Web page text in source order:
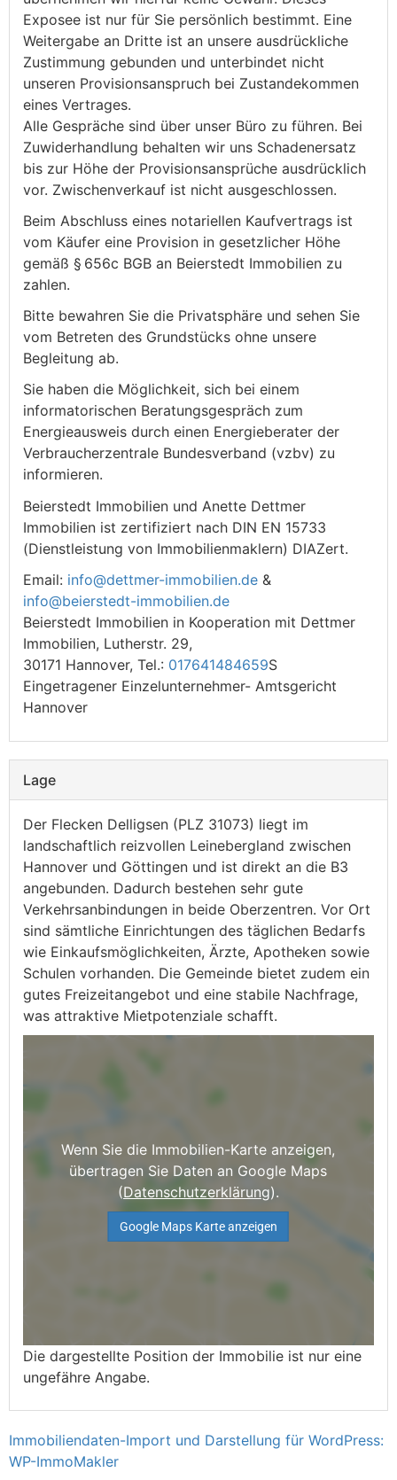
Exposee ist nur für Sie persönlich bestimmt. Eine
Weitergabe an Dritte ist an unsere ausdrückliche
Zustimmung gebunden und unterbindet nicht
unseren Provisionsanspruch bei Zustandekommen
eines Vertrages.
Alle Gespräche sind über unser Büro zu führen. Bei
Zuwiderhandlung behalten wir uns Schadenersatz
bis zur Höhe der Provisionsansprüche ausdrücklich
vor. Zwischenverkauf ist nicht ausgeschlossen.
Beim Abschluss eines notariellen Kaufvertrags ist
vom Käufer eine Provision in gesetzlicher Höhe
gemäß § 656c BGB an Beierstedt Immobilien zu
zahlen.
Bitte bewahren Sie die Privatsphäre und sehen Sie
vom Betreten des Grundstücks ohne unsere
Begleitung ab.
Sie haben die Möglichkeit, sich bei einem
informatorischen Beratungsgespräch zum
Energieausweis durch einen Energieberater der
Verbraucherzentrale Bundesverband (vzbv) zu
informieren.
Beierstedt Immobilien und Anette Dettmer
Immobilien ist zertifiziert nach DIN EN 15733
(Dienstleistung von Immobilienmaklern) DIAZert.
Email: info@dettmer-immobilien.de &
info@beierstedt-immobilien.de
Beierstedt Immobilien in Kooperation mit Dettmer
Immobilien, Lutherstr. 29,
30171 Hannover, Tel.: 017641484659S
Eingetragener Einzelunternehmer- Amtsgericht
Hannover
Lage
Der Flecken Delligsen (PLZ 31073) liegt im
landschaftlich reizvollen Leinebergland zwischen
Hannover und Göttingen und ist direkt an die B3
angebunden. Dadurch bestehen sehr gute
Verkehrsanbindungen in beide Oberzentren. Vor Ort
sind sämtliche Einrichtungen des täglichen Bedarfs
wie Einkaufsmöglichkeiten, Ärzte, Apotheken sowie
Schulen vorhanden. Die Gemeinde bietet zudem ein
gutes Freizeitangebot und eine stabile Nachfrage,
was attraktive Mietpotenziale schafft.
Wenn Sie die Immobilien-Karte anzeigen,
übertragen Sie Daten an Google Maps
(Datenschutzerklärung).
Google Maps Karte anzeigen
Die dargestellte Position der Immobilie ist nur eine
ungefähre Angabe.
Immobiliendaten-Import und Darstellung für WordPress:
WP-ImmoMakler